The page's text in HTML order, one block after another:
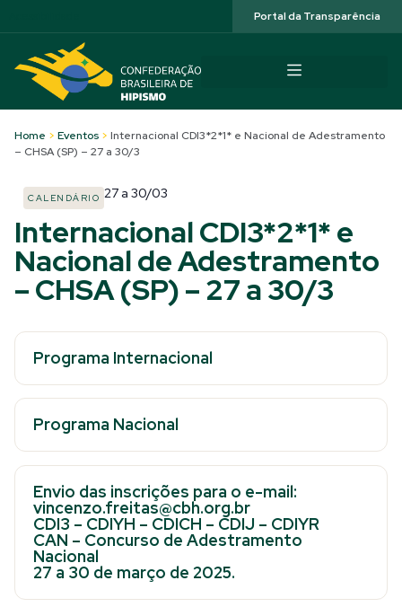
Portal da Transparência
Home > Eventos > Internacional CDI3*2*1* e Nacional de Adestramento
– CHSA (SP) – 27 a 30/3
CALENDÁRIO 27 a 30/03
Internacional CDI3*2*1* e
Nacional de Adestramento
– CHSA (SP) – 27 a 30/3
Programa Internacional
Programa Nacional
Envio das inscrições para o e-mail:
vincenzo.freitas@cbh.org.br
CDI3 – CDIYH – CDICH – CDIJ – CDIYR
CAN – Concurso de Adestramento
Nacional
27 a 30 de março de 2025.